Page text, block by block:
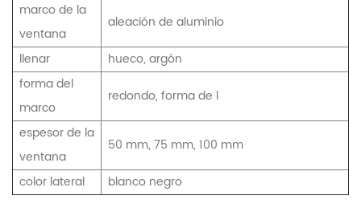
marco de la
ventana
aleación de aluminio
llenar
hueco, argón
forma del
marco
redondo, forma de l
espesor de la
ventana
50 mm, 75 mm, 100 mm
color lateral
blanco negro